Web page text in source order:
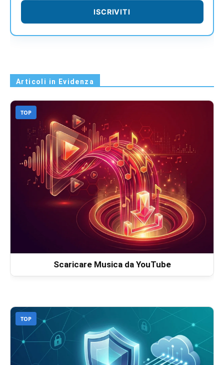
ISCRIVITI
Articoli in Evidenza
TOP
Scaricare Musica da YouTube
TOP